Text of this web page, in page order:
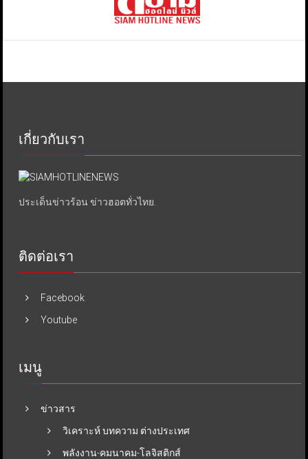
เกี่ยวกับเรา
ประเด็นข่าวร้อน ข่าวฮอตทั่วไทย.
ติดต่อเรา
Facebook
Youtube
เมนู
ข่าวสาร
วิเคราะห์ บทความ ต่างประเทศ
พลังงาน-คมนาคม-โลจิสติกส์